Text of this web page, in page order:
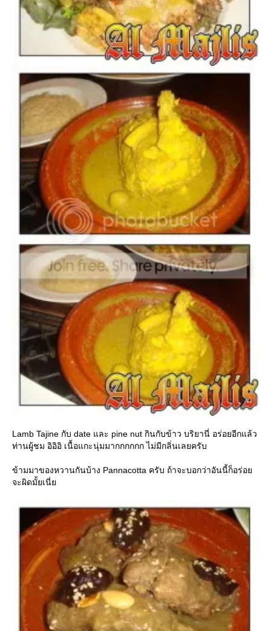
Lamb Tajine กับ date และ pine nut กินกับข้าว บริยานี่ อร่อยอีกแล้ว
ท่านผู้ชม อิอิอิ เนื้อแกะนุ่มมากกกกกก ไม่มีกลิ่นเลยครับ
ข้ามมาของหวานกันบ้าง Pannacotta ครับ ถ้าจะบอกว่าอันนี้ก็อร่อ
จะผิดมั้ยเนี่